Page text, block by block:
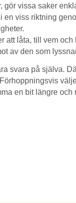
gör vissa saker
en viss riktning
att låta, till vem och
av den som
svara på själva.
en bit längre och